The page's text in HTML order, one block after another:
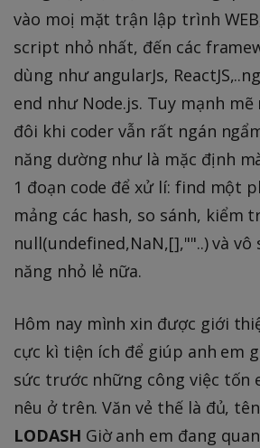
vào moị mặt trận lập trình
script nhỏ nhất, đến các
dùng như angularJs,
end như Node.js. Tuy mạnh
đôi khi coder vẫn rất ngán
năng dường như là mặc định
1 đoạn code để xử lí: find một
mảng các hash, so sánh, kiểm
null(undefined,NaN,[],""..) và
năng nhỏ lẻ nữa.
Hôm nay mình xin được giới
cực kì tiện ích để giúp anh em
sức trước những công việc tốn
nêu ở trên. Văn vẻ thế là đủ,
LODASH Giờ anh em đang